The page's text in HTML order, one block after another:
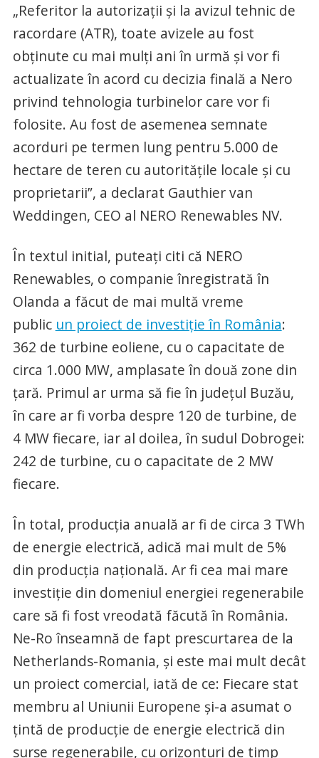
„Referitor la autorizaţii şi la avizul tehnic de
racordare (ATR), toate avizele au fost
obţinute cu mai mulţi ani în urmă şi vor fi
actualizate în acord cu decizia finală a Nero
privind tehnologia turbinelor care vor fi
folosite. Au fost de asemenea semnate
acorduri pe termen lung pentru 5.000 de
hectare de teren cu autorităţile locale şi cu
proprietarii”, a declarat Gauthier van
Weddingen, CEO al NERO Renewables NV.
În textul initial, puteaţi citi că NERO
Renewables, o companie înregistrată în
Olanda a făcut de mai multă vreme
public un proiect de investiţie în România:
362 de turbine eoliene, cu o capacitate de
circa 1.000 MW, amplasate în două zone din
ţară. Primul ar urma să fie în judeţul Buzău,
în care ar fi vorba despre 120 de turbine, de
4 MW fiecare, iar al doilea, în sudul Dobrogei:
242 de turbine, cu o capacitate de 2 MW
fiecare.
În total, producţia anuală ar fi de circa 3 TWh
de energie electrică, adică mai mult de 5%
din producţia naţională. Ar fi cea mai mare
investiţie din domeniul energiei regenerabile
care să fi fost vreodată făcută în România.
Ne-Ro înseamnă de fapt prescurtarea de la
Netherlands-Romania, şi este mai mult decât
un proiect comercial, iată de ce: Fiecare stat
membru al Uniunii Europene şi-a asumat o
ţintă de producţie de energie electrică din
surse regenerabile, cu orizonturi de timp